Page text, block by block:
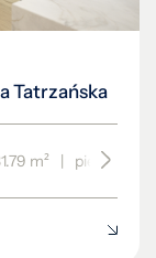
Tatrzańska
m² | piętro 2/3